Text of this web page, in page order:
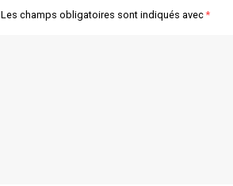
Les champs obligatoires sont indiqués avec*